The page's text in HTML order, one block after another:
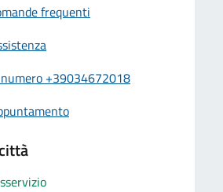
frequenti
+39034672018